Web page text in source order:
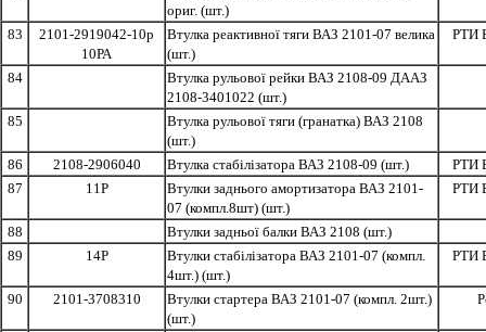
ориг. (шт.)
83
2101-2919042-10р
10РА
Втулка реактивної тяги ВАЗ 2101-07 велика
(шт.)
РТИ
84
Втулка рульової рейки ВАЗ 2108-09 ДААЗ
2108-3401022 (шт.)
85
Втулка рульової тяги (гранатка) ВАЗ 2108
(шт.)
86
2108-2906040 Втулка стабілізатора ВАЗ 2108-09 (шт.)
РТИ
87
11Р
Втулки заднього амортизатора ВАЗ 2101-
07 (компл.8шт) (шт.)
РТИ
88
Втулки задньої балки ВАЗ 2108 (шт.)
89
14Р
Втулки стабілізатора ВАЗ 2101-07 (компл.
4шт.) (шт.)
РТИ
90 2101-3708310
Втулки стартера ВАЗ 2101-07 (компл. 2шт.)
(шт.)